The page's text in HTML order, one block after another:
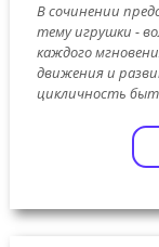
В сочинении
тему игрушки -
каждого
движения и
цикличность